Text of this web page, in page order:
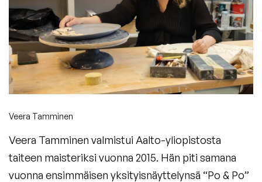
Veera Tamminen
Veera Tamminen valmistui Aalto-yliopistosta
taiteen maisteriksi vuonna 2015. Hän piti samana
vuonna ensimmäisen yksityisnäyttelynsä “Po & Po”